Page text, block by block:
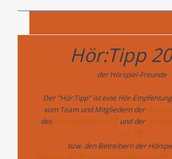
Hör:Tipp
der Hörspiel-Freunde
Der "Hör:Tipp" ist eine Hör-
vom Team und Mitgliedern der
des Hoerspieltalk.de und der
e.V.
bzw. den Betreibern der